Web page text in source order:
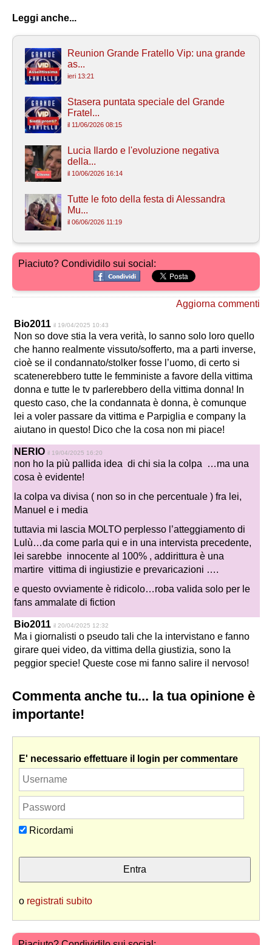
Leggi anche...
Reunion Grande Fratello Vip: una grande
as...
ieri 13:21
Stasera puntata speciale del Grande
Fratel...
il 11/06/2026 08:15
Lucia Ilardo e l'evoluzione negativa
della...
il 10/06/2026 16:14
Tutte le foto della festa di Alessandra
Mu...
il 06/06/2026 11:19
Piaciuto? Condividilo sui social:
Aggiorna commenti
Bio2011 il 19/04/2025 10:43
Non so dove stia la vera verità, lo sanno solo loro quello
che hanno realmente vissuto/sofferto, ma a parti inverse,
cioè se il condannato/stolker fosse l’uomo, di certo si
scatenerebbero tutte le femministe a favore della vittima
donna e tutte le tv parlerebbero della vittima donna! In
questo caso, che la condannata è donna, è comunque
lei a voler passare da vittima e Parpiglia e company la
aiutano in questo! Dico che la cosa non mi piace!
NERIO il 19/04/2025 16:20
non ho la più pallida idea di chi sia la colpa …ma una
cosa è evidente!
la colpa va divisa ( non so in che percentuale ) fra lei,
Manuel e i media
tuttavia mi lascia MOLTO perplesso l’atteggiamento di
Lulù…da come parla qui e in una intervista precedente,
lei sarebbe innocente al 100% , addirittura è una
martire vittima di ingiustizie e prevaricazioni ….
e questo ovviamente è ridicolo…roba valida solo per le
fans ammalate di fiction
Bio2011 il 20/04/2025 12:32
Ma i giornalisti o pseudo tali che la intervistano e fanno
girare quei video, da vittima della giustizia, sono la
peggior specie! Queste cose mi fanno salire il nervoso!
Commenta anche tu... la tua opinione è
importante!
E' necessario effettuare il login per commentare
Ricordami
o registrati subito